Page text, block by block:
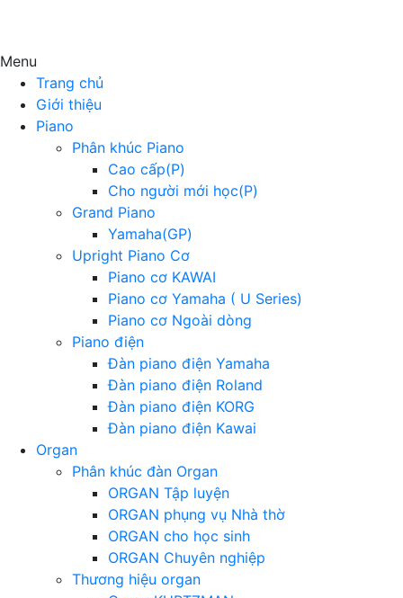
Menu
Trang chủ
Giới thiệu
Piano
Phân khúc Piano
Cao cấp(P)
Cho người mới học(P)
Grand Piano
Yamaha(GP)
Upright Piano Cơ
Piano cơ KAWAI
Piano cơ Yamaha ( U Series)
Piano cơ Ngoài dòng
Piano điện
Đàn piano điện Yamaha
Đàn piano điện Roland
Đàn piano điện KORG
Đàn piano điện Kawai
Organ
Phân khúc đàn Organ
ORGAN Tập luyện
ORGAN phụng vụ Nhà thờ
ORGAN cho học sinh
ORGAN Chuyên nghiệp
Thương hiệu organ